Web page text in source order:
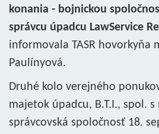
konania - bojnickou
správcu úpadcu LawService
informovala TASR hovorkyňa
Paulínyová.
Druhé kolo verejného
majetok úpadcu, B.T.I., spol. s
správcovská spoločnosť 18.